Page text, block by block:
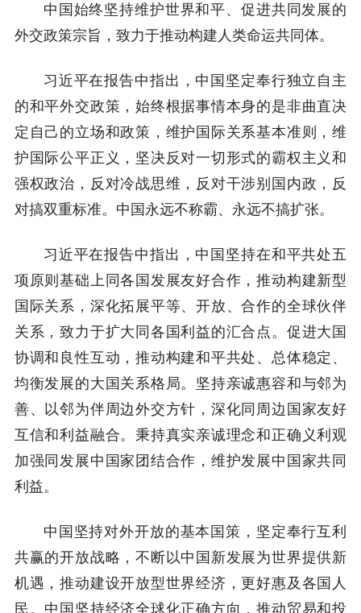
中国始终坚持维护世界和平、促进共同发展的
外交政策宗旨，致力于推动构建人类命运共同体。
习近平在报告中指出，中国坚定奉行独立自主
的和平外交政策，始终根据事情本身的是非曲直决
定自己的立场和政策，维护国际关系基本准则，维
护国际公平正义，坚决反对一切形式的霸权主义和
强权政治，反对冷战思维，反对干涉别国内政，反
对搞双重标准。中国永远不称霸、永远不搞扩张。
习近平在报告中指出，中国坚持在和平共处五
项原则基础上同各国发展友好合作，推动构建新型
国际关系，深化拓展平等、开放、合作的全球伙伴
关系，致力于扩大同各国利益的汇合点。促进大国
协调和良性互动，推动构建和平共处、总体稳定、
均衡发展的大国关系格局。坚持亲诚惠容和与邻为
善、以邻为伴周边外交方针，深化同周边国家友好
互信和利益融合。秉持真实亲诚理念和正确义利观
加强同发展中国家团结合作，维护发展中国家共同
利益。
中国坚持对外开放的基本国策，坚定奉行互利
共赢的开放战略，不断以中国新发展为世界提供新
机遇，推动建设开放型世界经济，更好惠及各国人
民。中国坚持经济全球化正确方向，推动贸易和投